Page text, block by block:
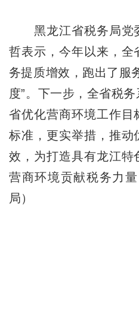
黑龙江省税务局党
哲表示，今年以来，全
务提质增效，跑出了服
度”。下一步，全省税
省优化营商环境工作目
标准，更实举措，推动
效，为打造具有龙江特
营商环境贡献税务力
局）